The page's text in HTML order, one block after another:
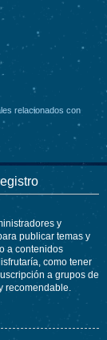
relacionados con
y
publicar temas y
a contenidos
como tener
a grupos de
recomendable.